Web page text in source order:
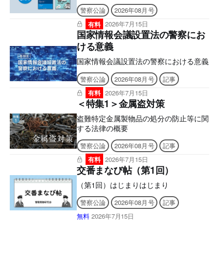
のため、なるべく大きな画面でのご利用
を推奨しております。文字のハイライ
ト・検索・辞書・コピー・引用・音声読
み上げなどの機能はご利用いただけませ
ん。ご購入前に、無料サンプル等をお使
いの端末でご確認のうえ、ご購入くださ
い。】 ８月号から全面リニューアル！
現場も、試験も、この一冊で。 より見
やすく、より使いやすく。 雑誌「警察
公論」が誌面を一新し、実務にも昇任試
験にも、さらに役立つ内容へ！ ■電子版
のシリアルナンバーの発行について ア
プリへの問題のダウンロードには購読者
特典のシリアルナンバーが必要になりま
す。 ご購入後、誌面に記載の案内をご
確認の上、シリアルナンバー発行のご申
請をお願いいたします。後日、立花書房
よりメールでお送りいたします。 ［シ
リアルナンバー有効期限］ アプリ
「KEISATSU KORON PASSPORT」
2027年6月9日 まで Webメディア「警察
公論オンライン」2026年8月9日 まで
■2026年7月号電子版の付録に
警察公論
2026年08月号
有料 2026年7月15日
国家情報会議設置法の警察にお
ける意義
国家情報会議設置法の警察における意義
警察公論 2026年08月号
記事
有料 2026年7月15日
＜特集1＞金属盗対策
盗難特定金属製物品の処分の防止等に関
する法律の概要
警察公論 2026年08月号
記事
有料 2026年7月15日
交番まなび帖（第1回）
（第1回）はじまりはじまり
警察公論 2026年08月号
記事
無料 2026年7月15日